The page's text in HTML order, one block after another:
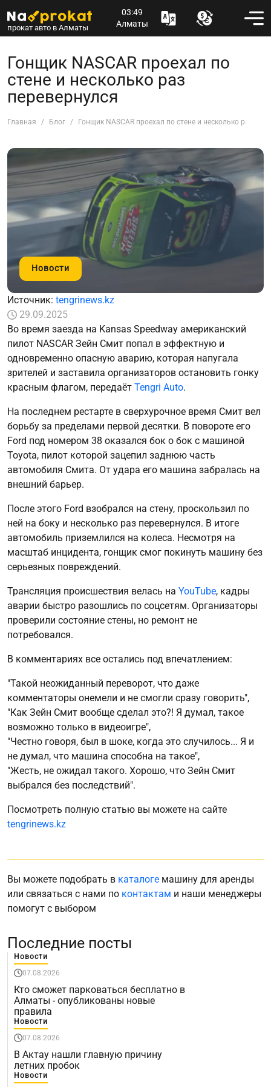
прокат авто в Алматы
03:49
Алматы
Гонщик NASCAR проехал по
стене и несколько раз
перевернулся
Главная Блог Гонщик NASCAR проехал по стене и несколько раз
Новости
Источник: tengrinews.kz
29.09.2025
Во время заезда на Kansas Speedway американский
пилот NASCAR Зейн Смит попал в эффектную и
одновременно опасную аварию, которая напугала
зрителей и заставила организаторов остановить гонку
красным флагом, передаёт Tengri Auto.
На последнем рестарте в сверхурочное время Смит вел
борьбу за пределами первой десятки. В повороте его
Ford под номером 38 оказался бок о бок с машиной
Toyota, пилот которой зацепил заднюю часть
автомобиля Смита. От удара его машина забралась на
внешний барьер.
После этого Ford взобрался на стену, проскользил по
ней на боку и несколько раз перевернулся. В итоге
автомобиль приземлился на колеса. Несмотря на
масштаб инцидента, гонщик смог покинуть машину без
серьезных повреждений.
Трансляция происшествия велась на YouTube, кадры
аварии быстро разошлись по соцсетям. Организаторы
проверили состояние стены, но ремонт не
потребовался.
В комментариях все остались под впечатлением:
"Такой неожиданный переворот, что даже
комментаторы онемели и не смогли сразу говорить",
"Как Зейн Смит вообще сделал это?! Я думал, такое
возможно только в видеоигре",
"Честно говоря, был в шоке, когда это случилось... Я и
не думал, что машина способна на такое",
"Жесть, не ожидал такого. Хорошо, что Зейн Смит
выбрался без последствий".
Посмотреть полную статью вы можете на сайте
tengrinews.kz
Вы можете подобрать в каталоге машину для аренды
или связаться с нами по контактам и наши менеджеры
помогут с выбором
Последние посты
Новости
07.08.2026
Кто сможет парковаться бесплатно в
Алматы - опубликованы новые
правила
Новости
07.08.2026
В Актау нашли главную причину
летних пробок
Новости